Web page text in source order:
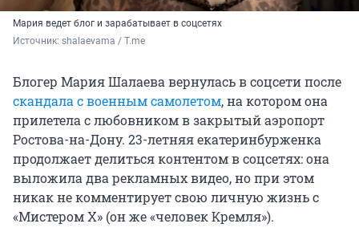
Мария ведет блог и зарабатывает в соцсетях
Источник: shalaevama / T.me
Блогер Мария Шалаева вернулась в соцсети после
скандала с военным самолетом, на котором она
прилетела с любовником в закрытый аэропорт
Ростова-на-Дону. 23-летняя екатеринбурженка
продолжает делиться контентом в соцсетях: она
выложила два рекламных видео, но при этом
никак не комментирует свою личную жизнь с
«Мистером Х» (он же «человек Кремля»).